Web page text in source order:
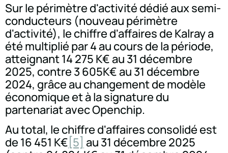
Sur le périmètre d'activité dédié aux semi-
conducteurs (nouveau périmètre
d'activité), le chiffre d'affaires de Kalray a
été multiplié par 4 au cours de la période,
atteignant 14 275 K€ au 31 décembre
2025, contre 3 605K€ au 31 décembre
2024, grâce au changement de modèle
économique et à la signature du
partenariat avec Openchip.
Au total, le chiffre d'affaires consolidé est
de 16 451 K€ [5] au 31 décembre 2025